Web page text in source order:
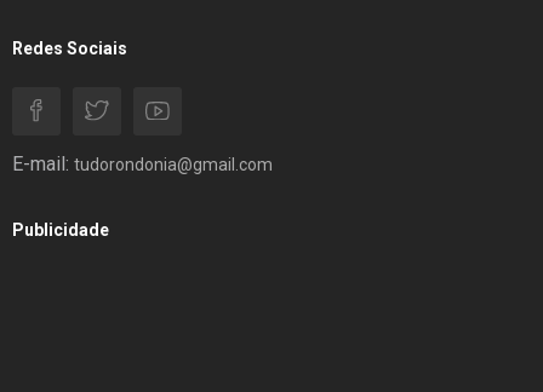
Redes Sociais
E-mail: tudorondonia@gmail.com
Publicidade